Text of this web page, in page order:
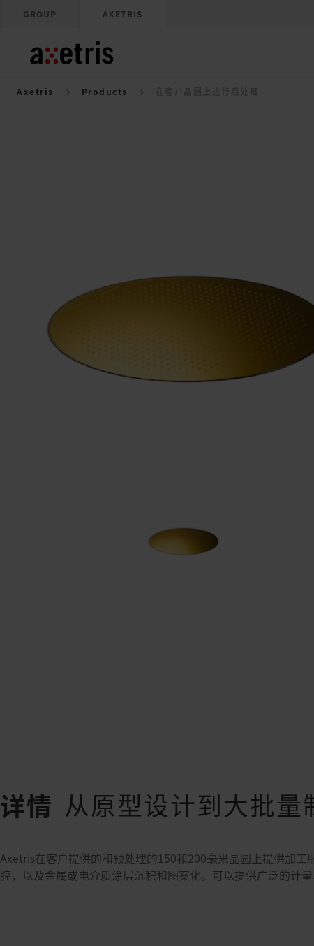
GROUP AXETRIS
Axetris Products
详情 从原型设计到大批量
Axetris在客户提供的和预处理的150和200毫米晶圆上提供加
腔，以及金属或电介质涂层沉积和图案化。可以提供广泛的计